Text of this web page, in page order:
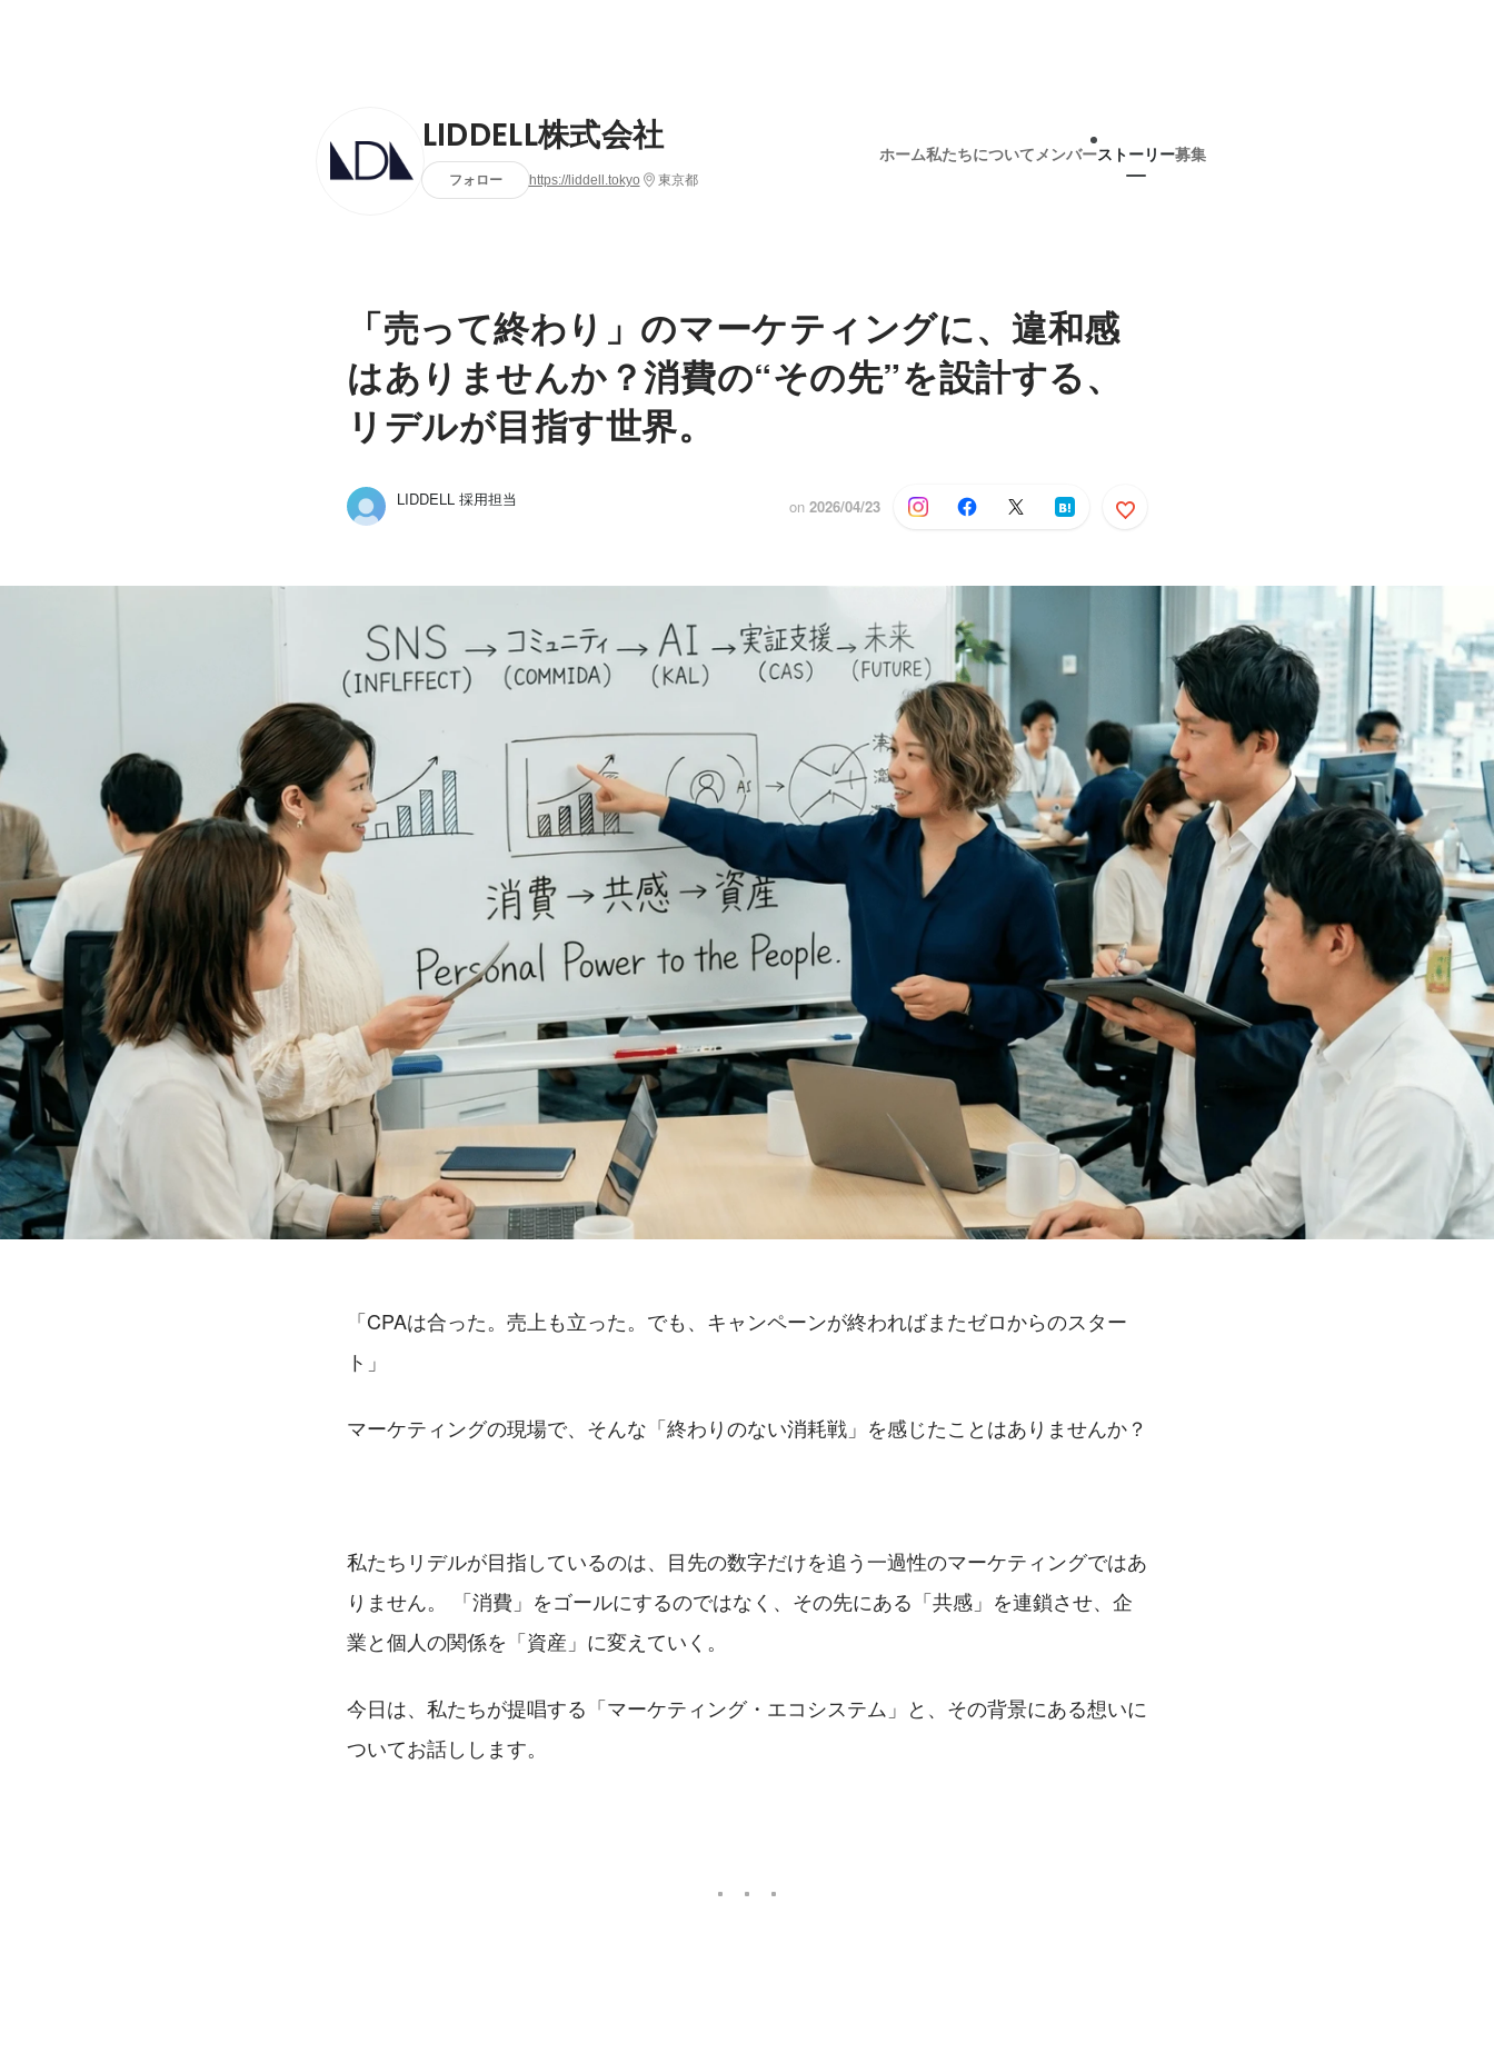
LIDDELL株式会社
フォロー https://liddell.tokyo 東京都
ホーム私たちについて メンバーストーリー募集
「売って終わり」のマーケティングに、違和感
はありませんか？消費の“その先”を設計する、
リデルが目指す世界。
LIDDELL 採用担当 on 2026/04/23
「CPAは合った。売上も立った。でも、キャンペーンが終わればまたゼロからのスター
ト」
マーケティングの現場で、そんな「終わりのない消耗戦」を感じたことはありませんか？
私たちリデルが目指しているのは、目先の数字だけを追う一過性のマーケティングではあ
りません。 「消費」をゴールにするのではなく、その先にある「共感」を連鎖させ、企
業と個人の関係を「資産」に変えていく。
今日は、私たちが提唱する「マーケティング・エコシステム」と、その背景にある想いに
ついてお話しします。
LIDDELL 採用担当
LIDDELL株式会社 /